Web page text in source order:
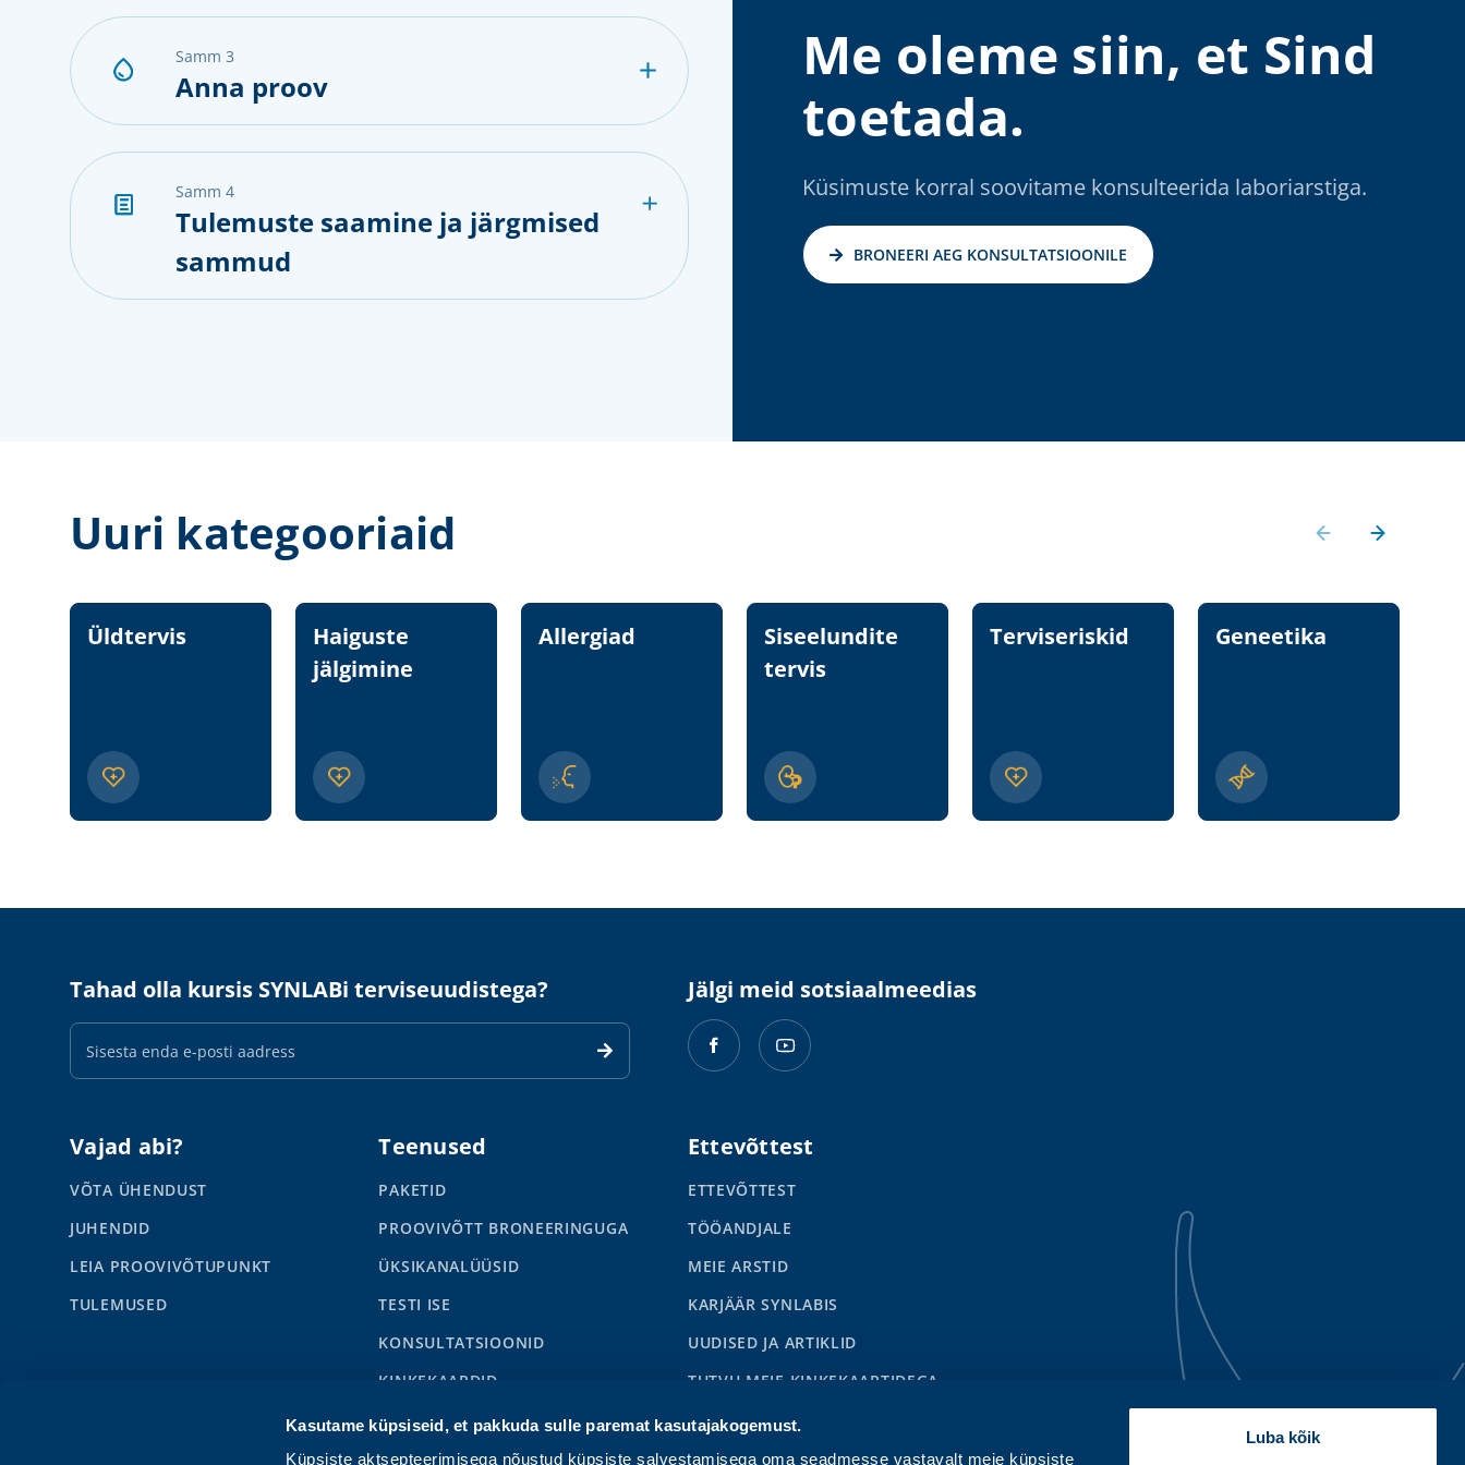
Kasutame küpsiseid, et pakkuda sulle paremat kasutajakogemust.
Küpsiste aktsepteerimisega nõustud küpsiste salvestamisega oma seadmesse vastavalt meie küpsiste
Luba kõik
samm 3
Anna proov
samm 4
Tulemuste saamine ja järgmised
sammud
Me oleme siin, et Sind
toetada.
Küsimuste korral soovitame konsulteerida laboriarstiga.
BRONEERI AEG KONSULTATSIOONILE
Uuri kategooriaid
Üldtervis
Haiguste
jälgimine
Allergiad
Siseelundite
tervis
Terviseriskid Geneetika
Tahad olla kursis SYNLABi terviseuudistega?
E-
maili
aadress
Jälgi meid sotsiaalmeedias
Vajad abi?
VÕTA ÜHENDUST
JUHENDID
LEIA PROOVIVÕTUPUNKT
TULEMUSED
Teenused
PAKETID
PROOVIVÕTT BRONEERINGUGA
ÜKSIKANALÜÜSID
TESTI ISE
KONSULTATSIOONID
KINKEKAARDID
SYNLABI BUSS
LAPSED
Ettevõttest
ETTEVÕTTEST
TÖÖANDJALE
MEIE ARSTID
KARJÄÄR SYNLABIS
UUDISED JA ARTIKLID
TUTVU MEIE KINKEKAARTIDEGA